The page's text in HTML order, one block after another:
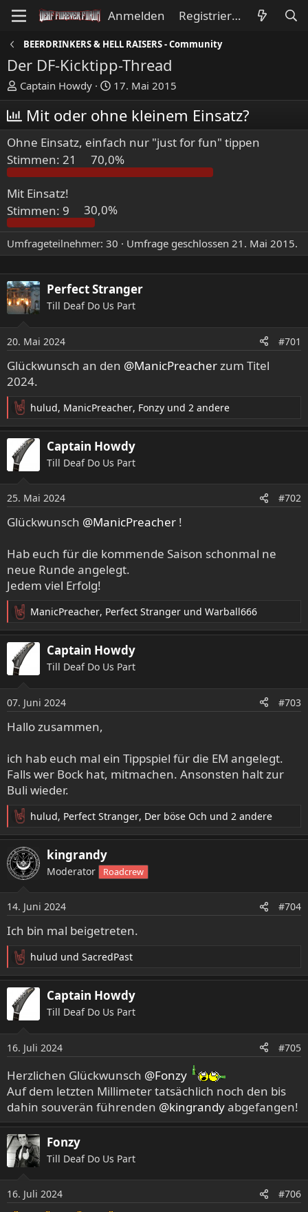
Anmelden Registrieren
BEERDRINKERS & HELL RAISERS - Community
Der DF-Kicktipp-Thread
E
r
s
t
e
l
l
r
Captain Howdy
E
r
s
t
e
l
l
m
17. Mai 2015
Mit oder ohne kleinem Einsatz?
Ohne Einsatz, einfach nur "just for fun" tippen
Stimmen: 21 70,0%
Mit Einsatz!
Stimmen: 9 30,0%
Umfrageteilnehmer 30 Umfrage geschlossen 21. Mai 2015.
Perfect Stranger
Till Deaf Do Us Part
20. Mai 2024 #701
Glückwunsch an den @ManicPreacher zum Titel
2024.
R
e
a
k
t
n
e
n
hulud, ManicPreacher, Fonzy und 2 andere
Captain Howdy
Till Deaf Do Us Part
25. Mai 2024 #702
Glückwunsch @ManicPreacher !
Hab euch für die kommende Saison schonmal ne
neue Runde angelegt.
Jedem viel Erfolg!
R
e
a
k
t
n
e
n
ManicPreacher, Perfect Stranger und Warball666
Captain Howdy
Till Deaf Do Us Part
07. Juni 2024 #703
Hallo zusammen,
ich hab euch mal ein Tippspiel für die EM angelegt.
Falls wer Bock hat, mitmachen. Ansonsten halt zur
Buli wieder.
R
e
a
k
t
n
e
n
hulud, Perfect Stranger, Der böse Och und 2 andere
kingrandy
Moderator Roadcrew
14. Juni 2024 #704
Ich bin mal beigetreten.
R
e
a
k
t
n
n
:
hulud und SacredPast
Captain Howdy
Till Deaf Do Us Part
16. Juli 2024 #705
Herzlichen Glückwunsch @Fonzy
Auf dem letzten Millimeter tatsächlich noch den bis
dahin souverän führenden @kingrandyabgefangen!
Fonzy
Till Deaf Do Us Part
16. Juli 2024 #706